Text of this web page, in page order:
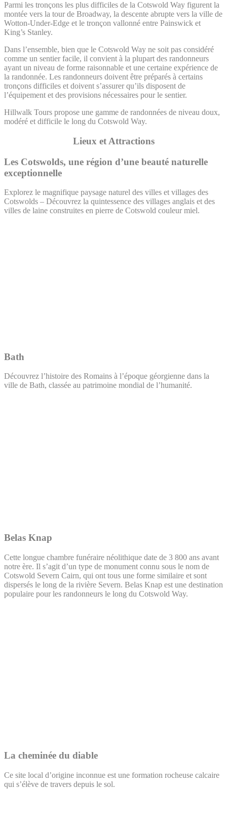
Parmi les tronçons les plus difficiles de la Cotswold Way figurent la
montée vers la tour de Broadway, la descente abrupte vers la ville de
Wotton-Under-Edge et le tronçon vallonné entre Painswick et
King’s Stanley.
Dans l’ensemble, bien que le Cotswold Way ne soit pas considéré
comme un sentier facile, il convient à la plupart des randonneurs
ayant un niveau de forme raisonnable et une certaine expérience de
la randonnée. Les randonneurs doivent être préparés à certains
tronçons difficiles et doivent s’assurer qu’ils disposent de
l’équipement et des provisions nécessaires pour le sentier.
Hillwalk Tours propose une gamme de randonnées de niveau doux,
modéré et difficile le long du Cotswold Way.
Lieux et Attractions
Les Cotswolds, une région d’une beauté naturelle
exceptionnelle
Explorez le magnifique paysage naturel des villes et villages des
Cotswolds – Découvrez la quintessence des villages anglais et des
villes de laine construites en pierre de Cotswold couleur miel.
Bath
Découvrez l’histoire des Romains à l’époque géorgienne dans la
ville de Bath, classée au patrimoine mondial de l’humanité.
Belas Knap
Cette longue chambre funéraire néolithique date de 3 800 ans avant
notre ère. Il s’agit d’un type de monument connu sous le nom de
Cotswold Severn Cairn, qui ont tous une forme similaire et sont
dispersés le long de la rivière Severn. Belas Knap est une destination
populaire pour les randonneurs le long du Cotswold Way.
La cheminée du diable
Ce site local d’origine inconnue est une formation rocheuse calcaire
qui s’élève de travers depuis le sol.